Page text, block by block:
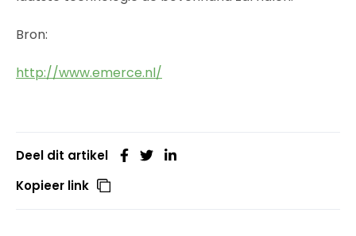
Bron:
http://www.emerce.nl/
Deel dit artikel
Kopieer link